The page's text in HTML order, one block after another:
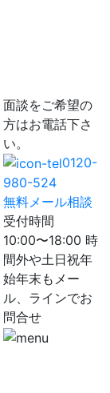
面談をご希望の
方はお電話下さ
い。
0120-
980-524
無料メール相談
受付時間
10:00〜18:00 時
間外や土日祝年
始年末もメー
ル、ラインでお
問合せ